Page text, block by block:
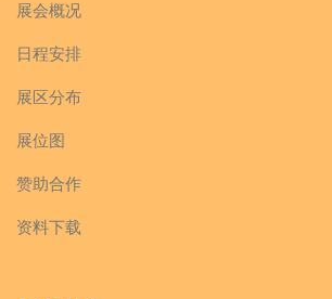
展会概况
日程安排
展区分布
展位图
赞助合作
资料下载